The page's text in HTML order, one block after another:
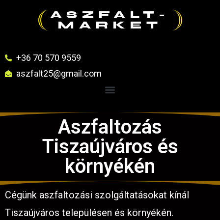
ASZFALT-
MARKET
+36 70 570 9559
aszfalt25@gmail.com
Aszfaltozás
Tiszaújváros és
környékén
Cégünk aszfaltozási szolgáltatásokat kínál
Tiszaújváros településen és környékén.